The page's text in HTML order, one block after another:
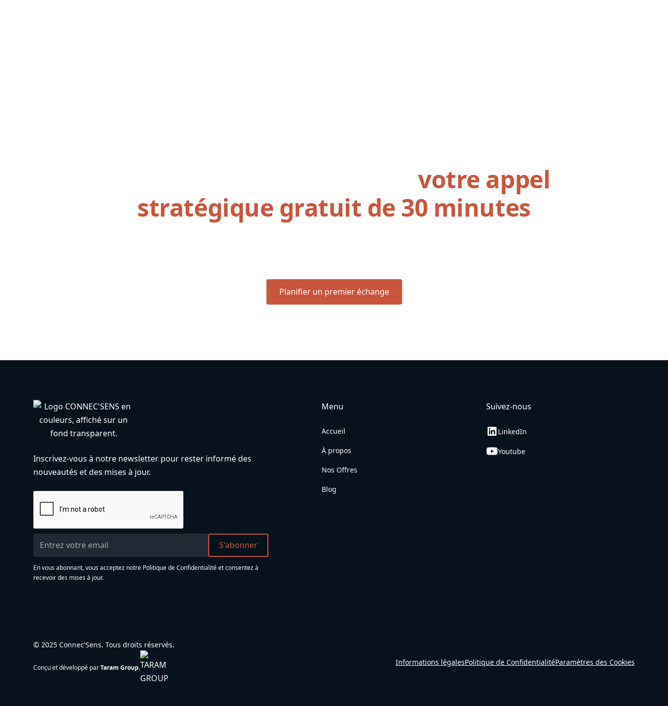
votre appel
stratégique gratuit de 30 minutes
Planifier un premier échange
Inscrivez-vous à notre newsletter pour rester informé des
nouveautés et des mises à jour.
En vous abonnant, vous acceptez notre Politique de Confidentialitéet consentez à
recevoir des mises à jour.
Menu
Accueil
À propos
Nos Offres
Blog
Suivez-nous
LinkedIn
Youtube
© 2025 Connec'Sens. Tous droits réservés.
Conçu et développé parTaram Group.
Informations légalesPolitique de ConfidentialitéParamètres des Cookies